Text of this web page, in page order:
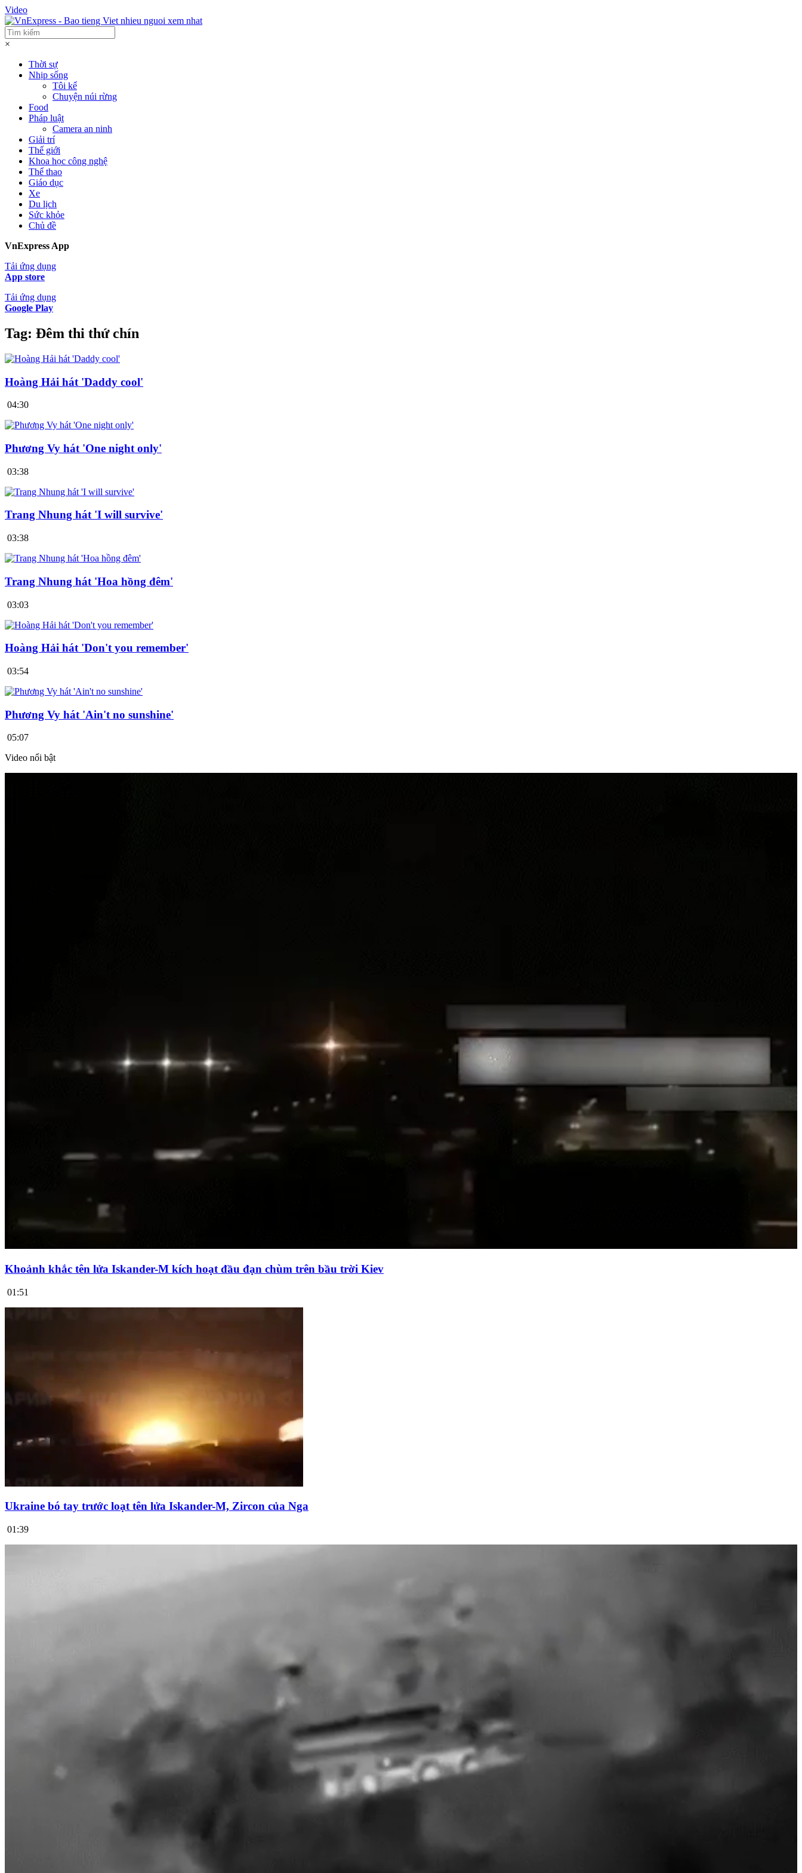
Video
×
Thời sự
Nhịp sống
Tôi kể
Chuyện núi rừng
Food
Pháp luật
Camera an ninh
Giải trí
Thế giới
Khoa học công nghệ
Thể thao
Giáo dục
Xe
Du lịch
Sức khỏe
Chủ đề
VnExpress App
Tải ứng dụng
App store
Tải ứng dụng
Google Play
Tag: Đêm thi thứ chín
Hoàng Hải hát 'Daddy cool'
04:30
Phương Vy hát 'One night only'
03:38
Trang Nhung hát 'I will survive'
03:38
Trang Nhung hát 'Hoa hồng đêm'
03:03
Hoàng Hải hát 'Don't you remember'
03:54
Phương Vy hát 'Ain't no sunshine'
05:07
Video nổi bật
Khoảnh khắc tên lửa Iskander-M kích hoạt đầu đạn chùm trên bầu trời Kiev
01:51
Ukraine bó tay trước loạt tên lửa Iskander-M, Zircon của Nga
01:39